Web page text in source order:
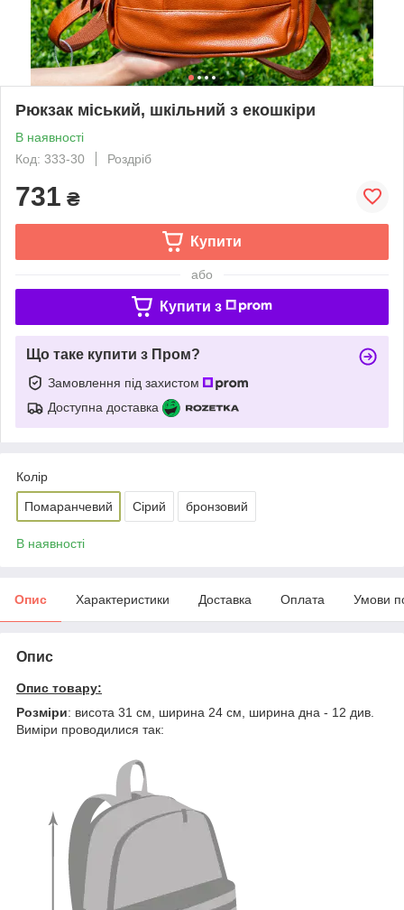
Рюкзак міський, шкільний з екошкіри
В наявності
Код: 333-30
Роздріб
731 ₴
Купити
або
Купити з
Що таке купити з Пром?
Замовлення під захистом
Доступна доставка
Колір
Помаранчевий Сірий бронзовий
В наявності
Опис Характеристики Доставка Оплата Умови
Опис
Опис товару:
Розміри: висота 31 см, ширина 24 см, ширина дна - 12 див.
Виміри проводилися так: